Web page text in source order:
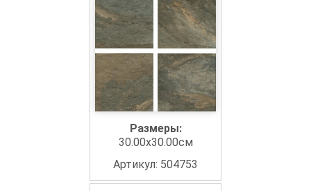
Размеры:
30.00x30.00см
Артикул: 504753